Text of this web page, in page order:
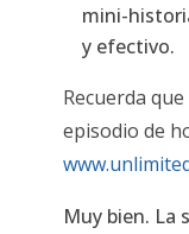
mini-
y efectivo.
Recuerda
episodio de
Muy bien. La